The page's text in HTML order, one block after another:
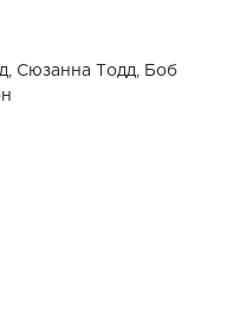
Сюзанна Тодд, Боб